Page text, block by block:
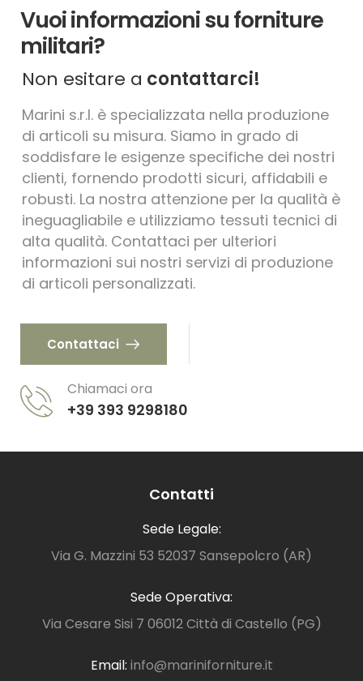
Vuoi informazioni su forniture
militari?
Non esitare a contattarci!
Marini s.r.l. è specializzata nella produzione
di articoli su misura. Siamo in grado di
soddisfare le esigenze specifiche dei nostri
clienti, fornendo prodotti sicuri, affidabili e
robusti. La nostra attenzione per la qualità è
ineguagliabile e utilizziamo tessuti tecnici di
alta qualità. Contattaci per ulteriori
informazioni sui nostri servizi di produzione
di articoli personalizzati.
Contattaci
Chiamaci ora
+39 393 9298180
Contatti
Sede Legale:
Via G. Mazzini 53 52037 Sansepolcro (AR)
Sede Operativa:
Via Cesare Sisi 7 06012 Città di Castello (PG)
Email: info@mariniforniture.it